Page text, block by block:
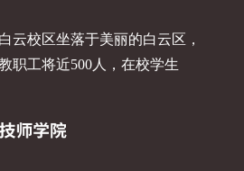
云校区坐落于美丽的白云区，
职工将近500人，在校学生